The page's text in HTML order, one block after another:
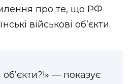
УКРАЇНИ
про те, що РФ
військові об’єкти.
— показує